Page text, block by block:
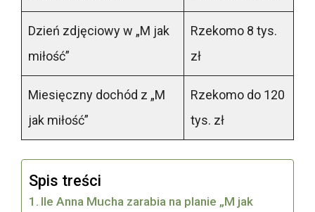
Dzień zdjęciowy w „M jak
miłość”
Rzekomo 8 tys.
zł
Miesięczny dochód z „M
jak miłość”
Rzekomo do 120
tys. zł
Spis treści
Ile Anna Mucha zarabia na planie „M jak